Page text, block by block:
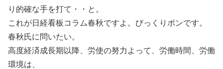
り的確な手を打て・・と。
これが日経看板コラム春秋ですよ。びっくりポンです。
春秋氏に問いたい。
高度経済成長期以降、労使の努力よって、労働時間、労働
環境は、